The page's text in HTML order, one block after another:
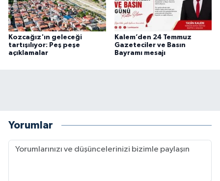
Kozcağız'ın geleceği
tartışılıyor: Peş peşe
açıklamalar
Kalem’den 24 Temmuz
Gazeteciler ve Basın
Bayramı mesajı
Yorumlar